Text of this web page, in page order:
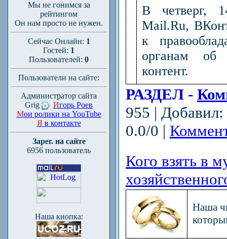
Мы не гонимся за
рейтингом
Он нам просто не нужен.
Сейчас Онлайн: 1
Гостей: 1
Пользователей: 0
Пользователи на сайте:
Администратор сайта
Grig
Игорь Роев
Мои ролики на YouTube
Я в контакте
Зарег. на сайте
6956 пользователь
Наша кнопка:
В четверг,
Mail.Ru,
к
органам об
контент.
РАЗДЕЛ -
955 | Добавил:
0.0/0 |
Кого взять в
Наша